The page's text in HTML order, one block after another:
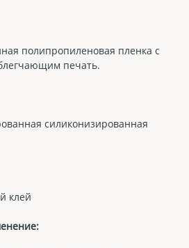
полипропиленовая пленка с
печать.
силиконизированная
клей